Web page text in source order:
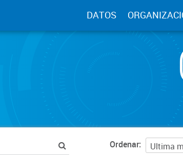
DATOS
Ordenar